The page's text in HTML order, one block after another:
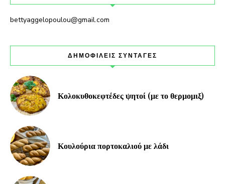
bettyaggelopoulou@gmail.com
ΔΗΜΟΦΙΛΕΙΣ ΣΥΝΤΑΓΕΣ
Κολοκυθοκεφτέδες ψητοί (με το θερμομιξ)
Κουλούρια πορτοκαλιού με λάδι